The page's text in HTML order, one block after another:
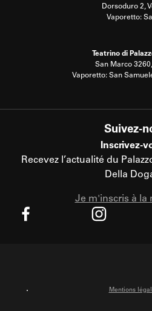
Dorsoduro 2,
Vaporetto:
Teatrino di
San Marco
Vaporetto: San
Suivez-
Inscrivez-
Recevez l’actualité du
Della
Je m'inscris à la
Mentions